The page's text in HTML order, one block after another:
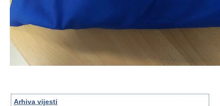
Arhiva vijesti